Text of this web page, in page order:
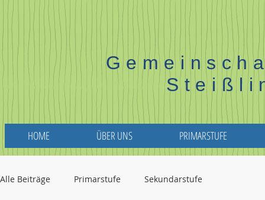
HOME ÜBER UNS PRIMARSTUFE
Alle Beiträge Primarstufe Sekundarstufe